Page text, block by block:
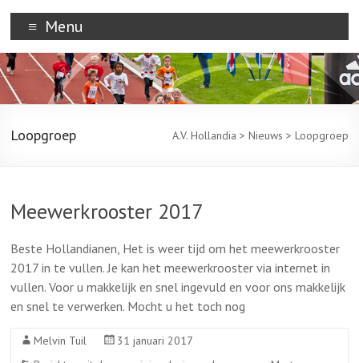
Menu
Loopgroep A.V. Hollandia > Nieuws > Loopgroep
Meewerkrooster 2017
Beste Hollandianen, Het is weer tijd om het meewerkrooster
2017 in te vullen. Je kan het meewerkrooster via internet in
vullen. Voor u makkelijk en snel ingevuld en voor ons makkelijk
en snel te verwerken. Mocht u het toch nog
Melvin Tuil
31 januari 2017